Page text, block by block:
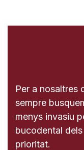
Per a nosaltres
sempre
menys invasiu
bucodental
prioritat.